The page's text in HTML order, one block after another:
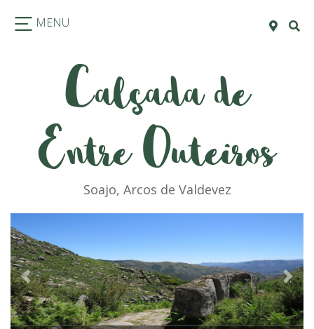
MENU
Calçada de
Entre Outeiros
Soajo, Arcos de Valdevez
Previous Next